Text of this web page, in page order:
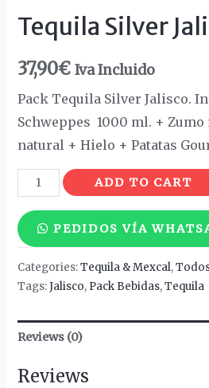
Tequila Silver
37,90€ Iva Incluido
Pack Tequila Silver Jalisco.
Schweppes 1000 ml. +
natural + Hielo + Patatas
Tequila
Silver
Jalisco
quantity
ADD TO CART
PEDIDOS VÍA
Categories:Tequila & Mexcal,
Tags:Jalisco, Pack Bebidas,Tequila
Reviews (0)
Reviews